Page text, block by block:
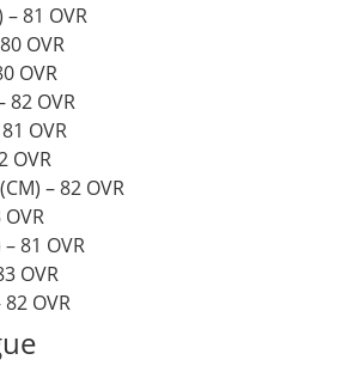
– 81 OVR
OVR
OVR
82 OVR
OVR
OVR
– 82 OVR
81 OVR
OVR
OVR